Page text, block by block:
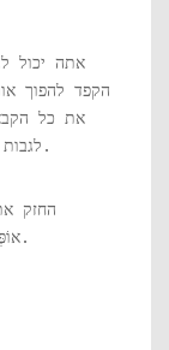
אתה יכול
הקפד להפוך
את כל
לגבות את הנתונים לפני שתמשיך באיפוס המערכת.
1.
אוֹפְּצִיָה. זה יפתח את אפשרויות תיקון ההפעלה.